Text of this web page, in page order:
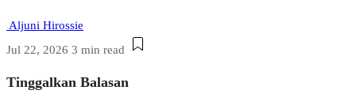
Aljuni Hirossie
Jul 22, 2026 3 min read
Tinggalkan Balasan